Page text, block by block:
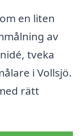
en liten
av
tveka
i Vollsjö.
rätt